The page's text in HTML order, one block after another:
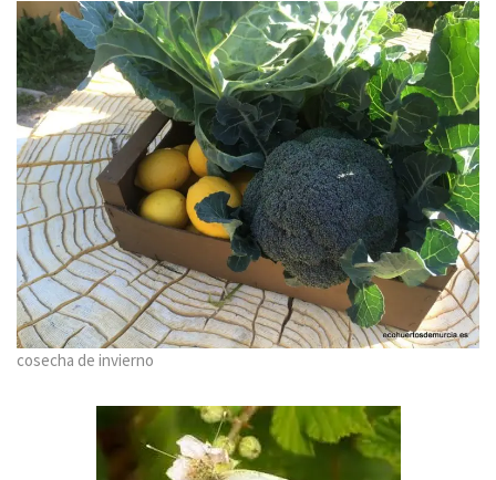
cosecha de invierno